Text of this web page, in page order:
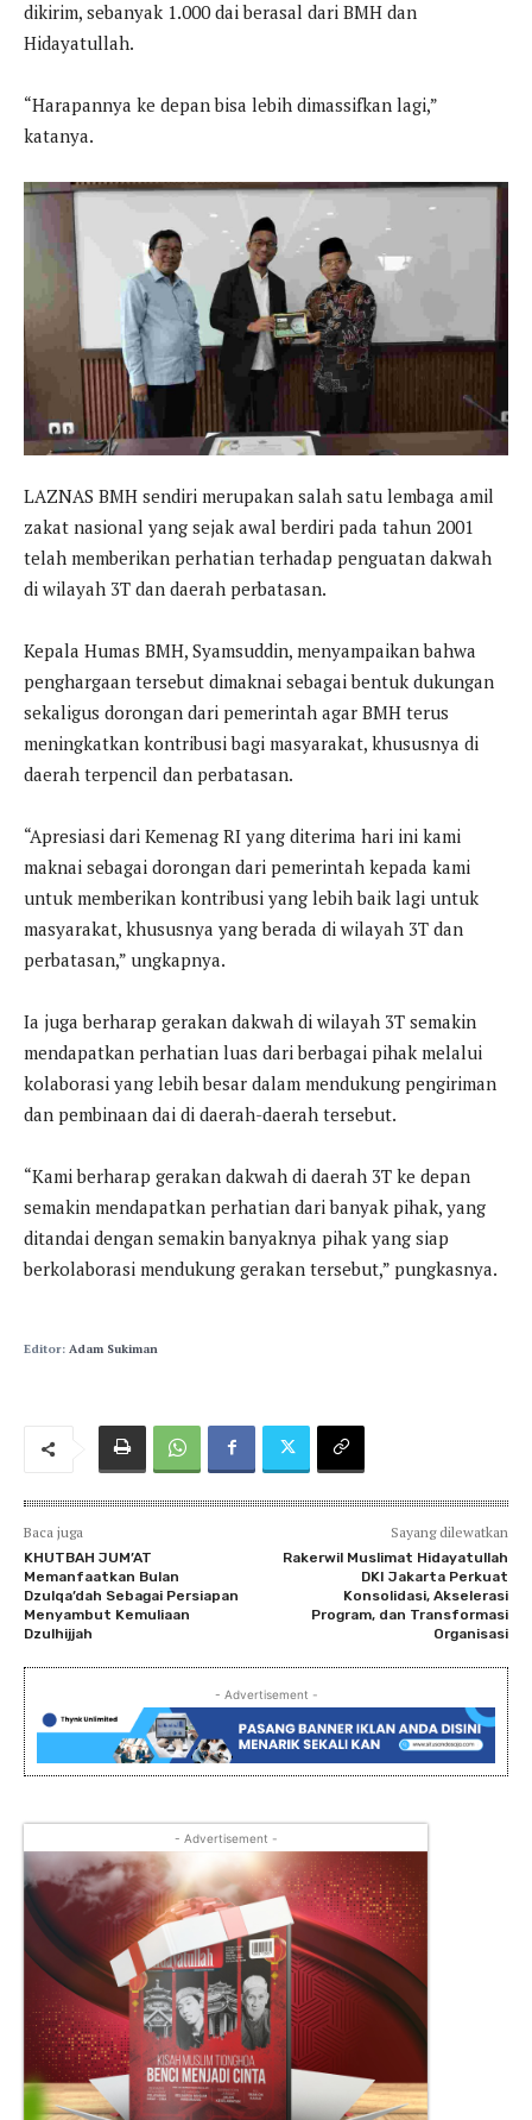
dikirim, sebanyak 1.000 dai berasal dari BMH dan
Hidayatullah.
“Harapannya ke depan bisa lebih dimassifkan lagi,”
katanya.
LAZNAS BMH sendiri merupakan salah satu lembaga amil
zakat nasional yang sejak awal berdiri pada tahun 2001
telah memberikan perhatian terhadap penguatan dakwah
di wilayah 3T dan daerah perbatasan.
Kepala Humas BMH, Syamsuddin, menyampaikan bahwa
penghargaan tersebut dimaknai sebagai bentuk dukungan
sekaligus dorongan dari pemerintah agar BMH terus
meningkatkan kontribusi bagi masyarakat, khususnya di
daerah terpencil dan perbatasan.
“Apresiasi dari Kemenag RI yang diterima hari ini kami
maknai sebagai dorongan dari pemerintah kepada kami
untuk memberikan kontribusi yang lebih baik lagi untuk
masyarakat, khususnya yang berada di wilayah 3T dan
perbatasan,” ungkapnya.
Ia juga berharap gerakan dakwah di wilayah 3T semakin
mendapatkan perhatian luas dari berbagai pihak melalui
kolaborasi yang lebih besar dalam mendukung pengiriman
dan pembinaan dai di daerah-daerah tersebut.
“Kami berharap gerakan dakwah di daerah 3T ke depan
semakin mendapatkan perhatian dari banyak pihak, yang
ditandai dengan semakin banyaknya pihak yang siap
berkolaborasi mendukung gerakan tersebut,” pungkasnya.
Editor: Adam Sukiman
Baca juga
KHUTBAH JUM’AT
Memanfaatkan Bulan
Dzulqa’dah Sebagai Persiapan
Menyambut Kemuliaan
Dzulhijjah
Sayang dilewatkan
Rakerwil Muslimat Hidayatullah
DKI Jakarta Perkuat
Konsolidasi, Akselerasi
Program, dan Transformasi
Organisasi
- Advertisement -
- Advertisement -